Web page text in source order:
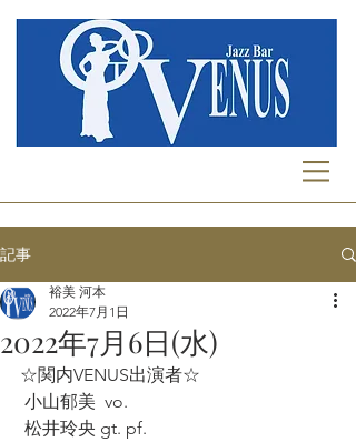
記事
2022年7月6日(水)
裕美 河本
2022年7月1日
☆関内VENUS出演者☆
小山郁美  vo.
松井玲央 gt. pf.